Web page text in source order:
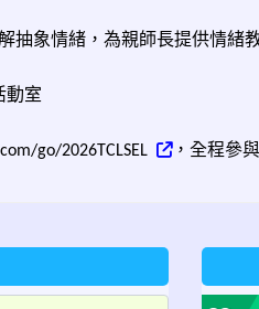
抽象情緒，為親師長提供情緒
動室
go/2026TCLSEL ，全程參